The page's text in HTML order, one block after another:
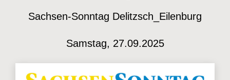
Sachsen-Sonntag Delitzsch_Eilenburg
Samstag, 27.09.2025